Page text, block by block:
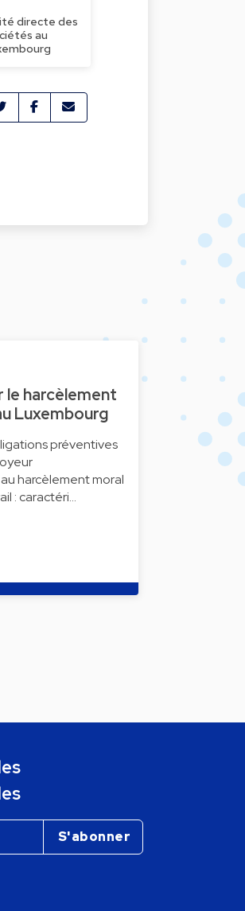
directe des
au
le harcèlement
Luxembourg
préventives
harcèlement moral
: caractéri…